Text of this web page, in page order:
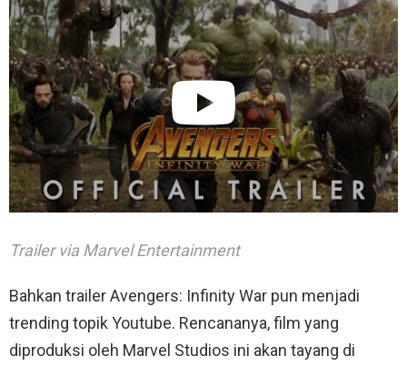
Trailer via Marvel Entertainment
Bahkan trailer Avengers: Infinity War pun menjadi
trending topik Youtube. Rencananya, film yang
diproduksi oleh Marvel Studios ini akan tayang di